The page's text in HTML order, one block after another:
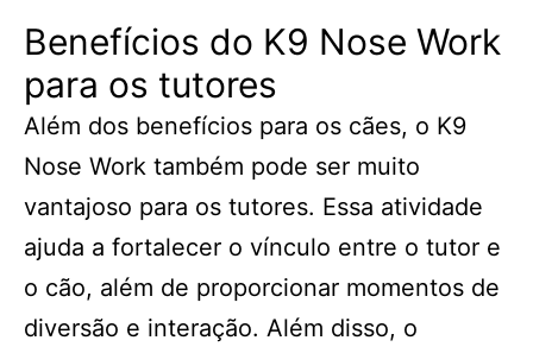
Benefícios do K9 Nose Work
para os tutores
Além dos benefícios para os cães, o K9
Nose Work também pode ser muito
vantajoso para os tutores. Essa atividade
ajuda a fortalecer o vínculo entre o tutor e
o cão, além de proporcionar momentos de
diversão e interação. Além disso, o